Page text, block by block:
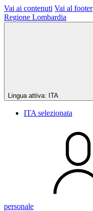
Vai ai contenuti Vai al footer
Regione Lombardia
Lingua attiva: ITA
ITA selezionata
personale